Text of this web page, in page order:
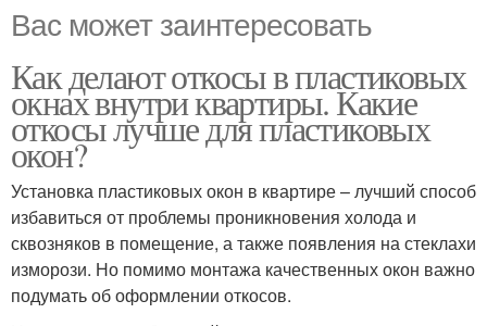
Вас может заинтересовать
Как делают откосы в пластиковых
окнах внутри квартиры. Какие
откосы лучше для пластиковых
окон?
Установка пластиковых окон в квартире – лучший способ
избавиться от проблемы проникновения холода и
сквозняков в помещение, а также появления на стеклахи
изморози. Но помимо монтажа качественных окон важно
подумать об оформлении откосов.